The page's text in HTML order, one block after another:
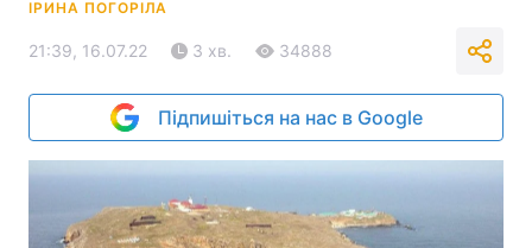
ІРИНА ПОГОРІЛА
21:39, 16.07.22 3 хв. 34888
Підпишіться на нас в Google